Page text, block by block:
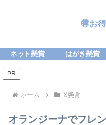
🉐お
ネット懸賞 はがき懸賞
PR
ホーム X懸賞
オランジーナでフレ